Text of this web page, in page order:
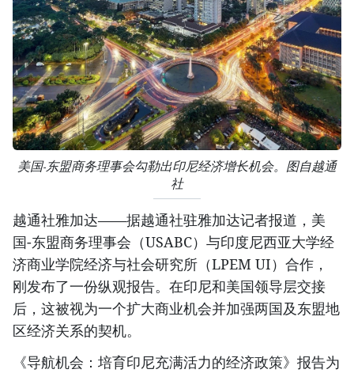
美国-东盟商务理事会勾勒出印尼经济增长机会。图自越通
社
越通社雅加达——据越通社驻雅加达记者报道，美
国-东盟商务理事会（USABC）与印度尼西亚大学经
济商业学院经济与社会研究所（LPEM UI）合作，
刚发布了一份纵观报告。在印尼和美国领导层交接
后，这被视为一个扩大商业机会并加强两国及东盟地
区经济关系的契机。
《导航机会：培育印尼充满活力的经济政策》报告为